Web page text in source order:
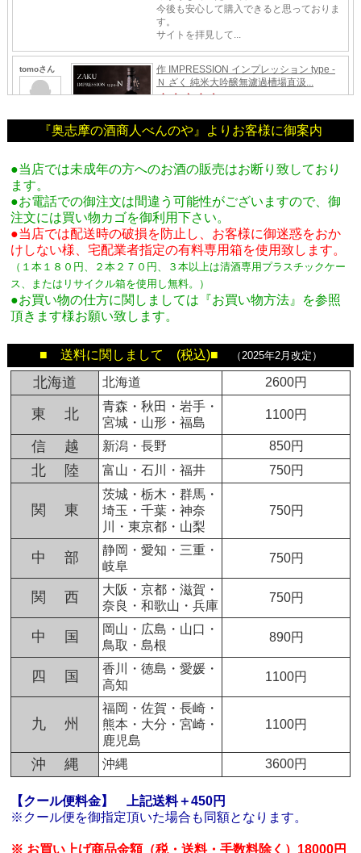
『奥志摩の酒商人べんのや』よりお客様に御案内
●当店では未成年の方へのお酒の販売はお断り致しており
ます。
●お電話での御注文は間違う可能性がございますので、御
注文には買い物カゴを御利用下さい。
●当店では配送時の破損を防止し、お客様に御迷惑をおか
けしない様、宅配業者指定の有料専用箱を使用致します。
（１本１８０円、２本２７０円、３本以上は清酒専用プラスチックケー
ス、またはリサイクル箱を使用し無料。
）
●お買い物の仕方に関しましては『お買い物方法』を参照
頂きます様お願い致します。
■ 送料に関しまして (税込)■ （2025年2月改定）
北海道 北海道 2600円
東 北
青森・秋田・岩手・
宮城・山形・福島
1100円
信 越 新潟・長野 850円
北 陸 富山・石川・福井 750円
関 東
茨城・栃木・群馬・
埼玉・千葉・神奈
川・東京都・山梨
750円
中 部
静岡・愛知・三重・
岐阜
750円
関 西
大阪・京都・滋賀・
奈良・和歌山・兵庫
750円
中 国
岡山・広島・山口・
鳥取・島根
890円
四 国
香川・徳島・愛媛・
高知
1100円
九 州
福岡・佐賀・長崎・
熊本・大分・宮崎・
鹿児島
1100円
沖 縄 沖縄 3600円
【クール便料金】
上記送料＋450円
※クール便を御指定頂いた場合も同額となります。
※ お買い上げ商品金額（税・送料・手数料除く）18000円